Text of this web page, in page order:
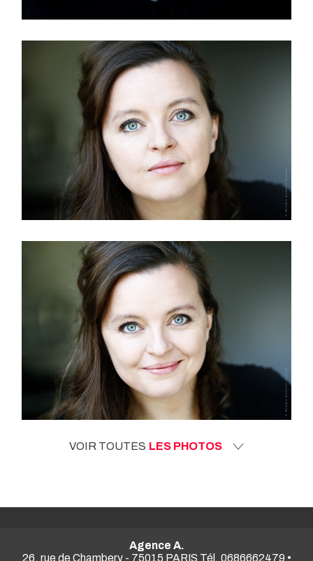
VOIR TOUTES LES PHOTOS
Agence A.
26, rue de Chambery - 75015 PARIS Tél. 0686662479 •